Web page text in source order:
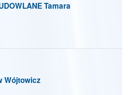
Tamara
Wójtowicz